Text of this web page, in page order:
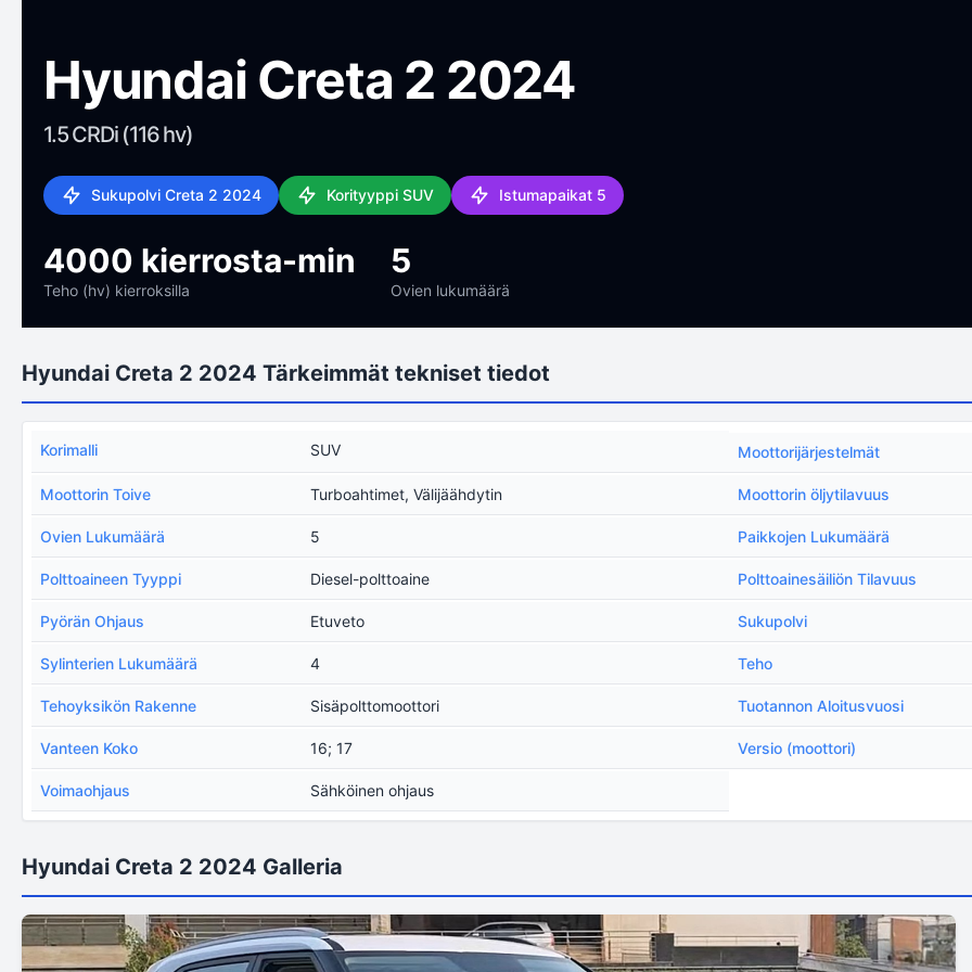
Hyundai Creta 2 2024
1.5 CRDi (116 hv)
Sukupolvi Creta 2 2024 Korityyppi SUV Istumapaikat 5
4000 kierrosta-min
Teho (hv) kierroksilla
5
Ovien lukumäärä
Hyundai Creta 2 2024 Tärkeimmät tekniset tiedot
Korimalli SUV Moottorijärjestelmät
Moottorin Toive Turboahtimet, Välijäähdytin Moottorin öljytilavuus
Ovien Lukumäärä 5 Paikkojen Lukumäärä
Polttoaineen Tyyppi Diesel-polttoaine Polttoainesäiliön Tilavuus
Pyörän Ohjaus Etuveto Sukupolvi
Sylinterien Lukumäärä 4 Teho
Tehoyksikön Rakenne Sisäpolttomoottori Tuotannon Aloitusvuosi
Vanteen Koko 16; 17 Versio (moottori)
Voimaohjaus Sähköinen ohjaus
Hyundai Creta 2 2024 Galleria